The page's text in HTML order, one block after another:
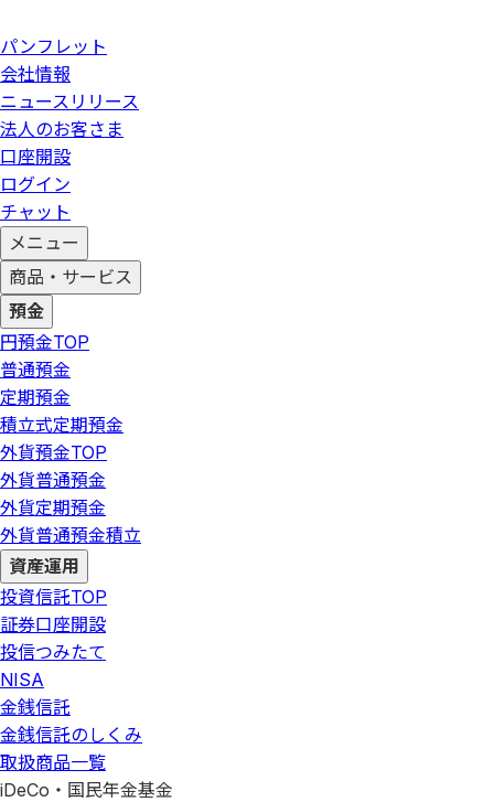
パンフレット
会社情報
ニュースリリース
法人のお客さま
口座開設
ログイン
チャット
メニュー
商品・サービス
預金
円預金TOP
普通預金
定期預金
積立式定期預金
外貨預金TOP
外貨普通預金
外貨定期預金
外貨普通預金積立
資産運用
投資信託TOP
証券口座開設
投信つみたて
NISA
金銭信託
金銭信託のしくみ
取扱商品一覧
iDeCo・国民年金基金